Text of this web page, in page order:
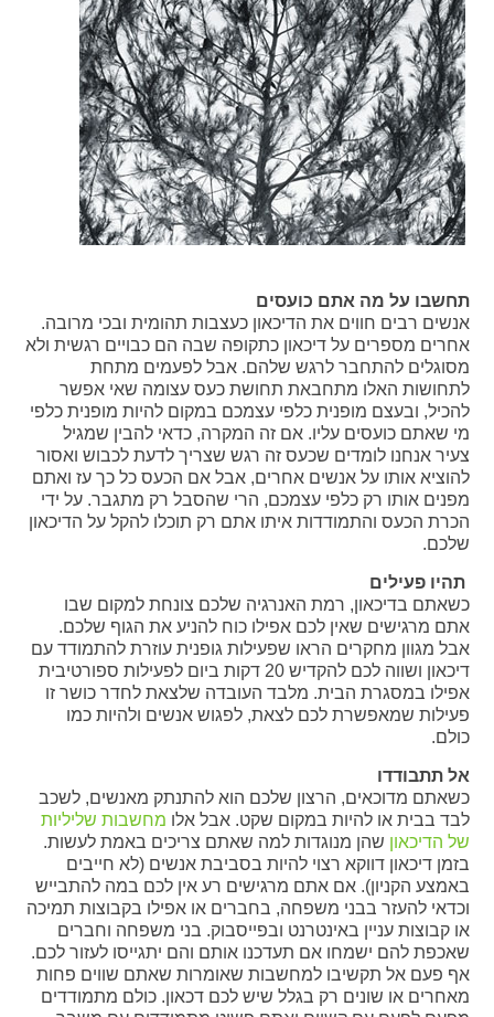
תחשבו על מה אתם כועסים
אנשים רבים חווים את הדיכאון כעצבות תהומית ובכי מרובה.
אחרים מספרים על דיכאון כתקופה שבה הם כבויים רגשית ולא
מסוגלים להתחבר לרגש שלהם. אבל לפעמים מתחת
לתחושות האלו מתחבאת תחושת כעס עצומה שאי אפשר
להכיל, ובעצם מופנית כלפי עצמכם במקום להיות מופנית כלפי
מי שאתם כועסים עליו. אם זה המקרה, כדאי להבין שמגיל
צעיר אנחנו לומדים שכעס זה רגש שצריך לדעת לכבוש ואסור
להוציא אותו על אנשים אחרים, אבל אם הכעס כל כך עז ואתם
מפנים אותו רק כלפי עצמכם, הרי שהסבל רק מתגבר. על ידי
הכרת הכעס והתמודדות איתו אתם רק תוכלו להקל על הדיכאון
שלכם.
תהיו פעילים
כשאתם בדיכאון, רמת האנרגיה שלכם צונחת למקום שבו
אתם מרגישים שאין לכם אפילו כוח להניע את הגוף שלכם.
אבל מגוון מחקרים הראו שפעילות גופנית עוזרת להתמודד עם
דיכאון ושווה לכם להקדיש 20 דקות ביום לפעילות ספורטיבית
אפילו במסגרת הבית. מלבד העובדה שלצאת לחדר כושר זו
פעילות שמאפשרת לכם לצאת, לפגוש אנשים ולהיות כמו
כולם.
אל תתבודדו
כשאתם מדוכאים, הרצון שלכם הוא להתנתק מאנשים, לשכב
לבד בבית או להיות במקום שקט. אבל אלו מחשבות שליליות
של הדיכאון שהן מנוגדות למה שאתם צריכים באמת לעשות.
בזמן דיכאון דווקא רצוי להיות בסביבת אנשים (לא חייבים
באמצע הקניון). אם אתם מרגישים רע אין לכם במה להתבייש
וכדאי להעזר בבני משפחה, בחברים או אפילו בקבוצות תמיכה
או קבוצות עניין באינטרנט ובפייסבוק. בני משפחה וחברים
שאכפת להם ישמחו אם תעדכנו אותם והם יתגייסו לעזור לכם.
אף פעם אל תקשיבו למחשבות שאומרות שאתם שווים פחות
מאחרים או שונים רק בגלל שיש לכם דכאון. כולם מתמודדים